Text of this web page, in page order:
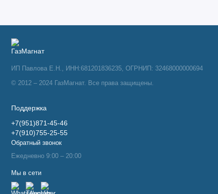
ИП Павлова Е.Н., ИНН:681201836235, ОГРНИП: 32468000000694
© 2012 – 2024 ГазМагнат. Все права защищены.
Поддержка
+7(951)871-45-46
+7(910)755-25-55
Обратный звонок
Ежедневно 9:00 – 20:00
Мы в сети